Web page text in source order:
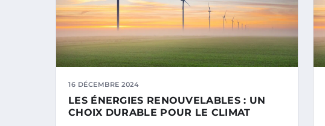
16 DÉCEMBRE 2024
LES ÉNERGIES RENOUVELABLES : UN
CHOIX DURABLE POUR LE CLIMAT